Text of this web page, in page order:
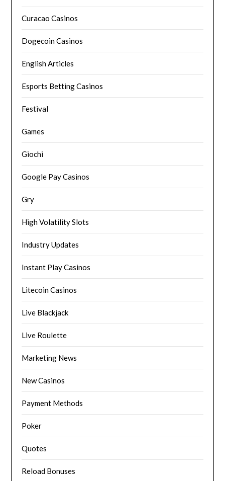
Curacao Casinos
Dogecoin Casinos
English Articles
Esports Betting Casinos
Festival
Games
Giochi
Google Pay Casinos
Gry
High Volatility Slots
Industry Updates
Instant Play Casinos
Litecoin Casinos
Live Blackjack
Live Roulette
Marketing News
New Casinos
Payment Methods
Poker
Quotes
Reload Bonuses